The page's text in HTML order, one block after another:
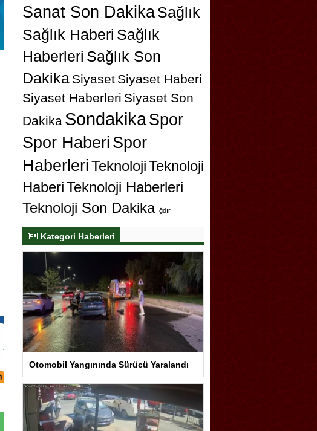
Sanat Son DakikaSağlık
Sağlık Haberi Sağlık
Haberleri Sağlık Son
Dakika Siyaset Siyaset Haberi
Siyaset Haberleri Siyaset Son
Dakika SondakikaSpor
Spor Haberi Spor
HaberleriTeknolojiTeknoloji
HaberiTeknoloji Haberleri
Teknoloji Son Dakika ığdır
Kategori Haberleri
Otomobil Yangınında Sürücü Yaralandı